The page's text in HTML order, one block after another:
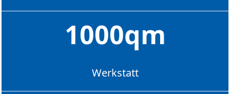
1000qm
Werkstatt